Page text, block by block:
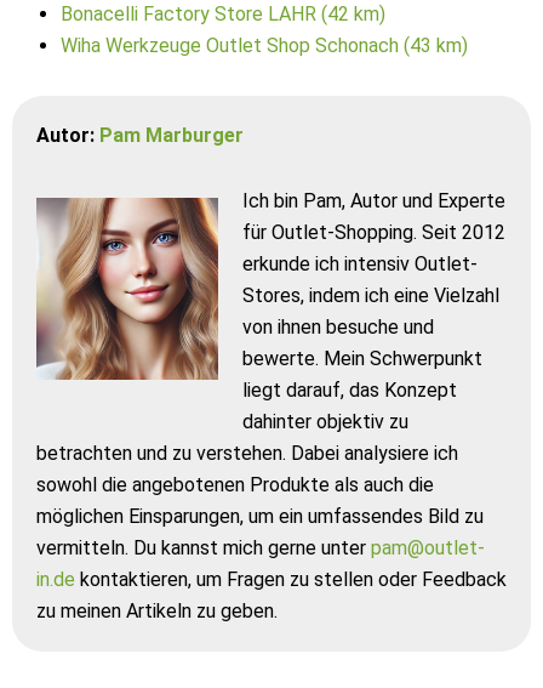
Bonacelli Factory Store LAHR (42 km)
Wiha Werkzeuge Outlet Shop Schonach (43 km)
Autor: Pam Marburger
Ich bin Pam, Autor und Experte
für Outlet-Shopping. Seit 2012
erkunde ich intensiv Outlet-
Stores, indem ich eine Vielzahl
von ihnen besuche und
bewerte. Mein Schwerpunkt
liegt darauf, das Konzept
dahinter objektiv zu
betrachten und zu verstehen. Dabei analysiere ich
sowohl die angebotenen Produkte als auch die
möglichen Einsparungen, um ein umfassendes Bild zu
vermitteln. Du kannst mich gerne unter pam@outlet-
in.de kontaktieren, um Fragen zu stellen oder Feedback
zu meinen Artikeln zu geben.